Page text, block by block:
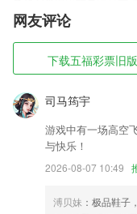
游，玩家在这款游戏中是
包就可以快速的进行成长
不过需要手续费。
五福彩票旧版安卓
1,知识点的讲解很详细，
2,【就医指南】提供医院
科室专家排班信息，方便
3,【语音转发】一键转发
网友评论
下载五福彩票旧
司马筠宇
游戏中有一场高空
与快乐！
2026-08-07 10:49
溥贝妹 ：极品鞋子